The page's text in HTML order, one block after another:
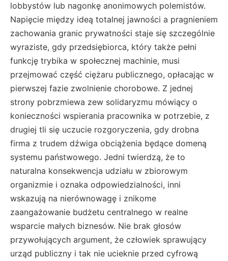
lobbystów lub nagonkę anonimowych polemistów.
Napięcie między ideą totalnej jawności a pragnieniem
zachowania granic prywatności staje się szczególnie
wyraziste, gdy przedsiębiorca, który także pełni
funkcję trybika w społecznej machinie, musi
przejmować część ciężaru publicznego, opłacając w
pierwszej fazie zwolnienie chorobowe. Z jednej
strony pobrzmiewa zew solidaryzmu mówiący o
konieczności wspierania pracownika w potrzebie, z
drugiej tli się uczucie rozgoryczenia, gdy drobna
firma z trudem dźwiga obciążenia będące domeną
systemu państwowego. Jedni twierdzą, że to
naturalna konsekwencja udziału w zbiorowym
organizmie i oznaka odpowiedzialności, inni
wskazują na nierównowagę i znikome
zaangażowanie budżetu centralnego w realne
wsparcie małych biznesów. Nie brak głosów
przywołujących argument, że człowiek sprawujący
urząd publiczny i tak nie ucieknie przed cyfrową